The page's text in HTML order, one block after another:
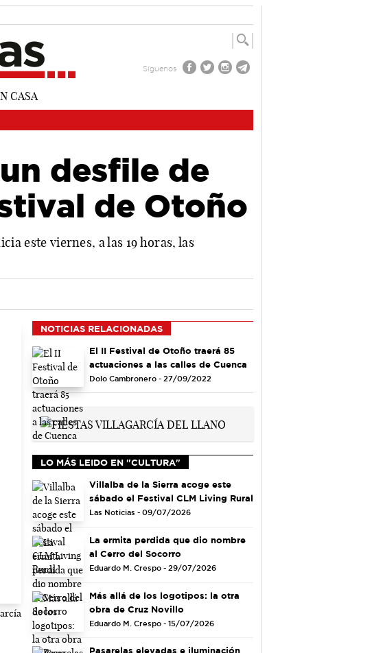
Síguenos
desfile de
de Otoño
este viernes, a las 19 horas, las
NOTICIAS RELACIONADAS
El II Festival de Otoño traerá 85
actuaciones a las calles de Cuenca
Dolo Cambronero - 27/09/2022
LO MÁS LEIDO EN "CULTURA"
Villalba de la Sierra acoge este
sábado el Festival CLM Living Rural
Las Noticias - 09/07/2026
La ermita perdida que dio nombre
al Cerro del Socorro
Eduardo M. Crespo - 29/07/2026
Más allá de los logotipos: la otra
obra de Cruz Novillo
Eduardo M. Crespo - 15/07/2026
Pasarelas elevadas e iluminación